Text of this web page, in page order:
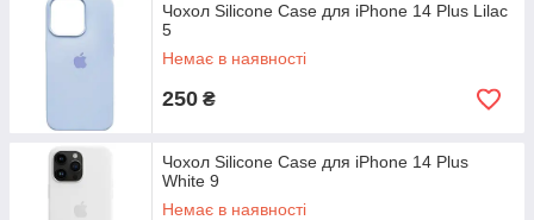
Чохол Silicone Case для iPhone 14 Plus Lilac
5
Немає в наявності
250 ₴
Чохол Silicone Case для iPhone 14 Plus
White 9
Немає в наявності